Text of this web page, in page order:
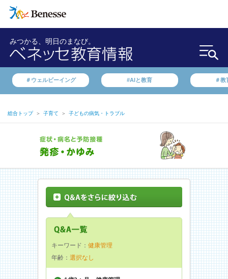
みつかる、明日のまなび。
＃ウェルビーイング #AIと教育 ＃教
総合トップ ＞ 子育て ＞ 子どもの病気・トラブル
キーワード： 健康管理
年齢： 選択なし